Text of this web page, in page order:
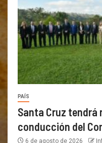
PAÍS
Santa Cruz tendrá
conducción del
6 de agosto de 2026